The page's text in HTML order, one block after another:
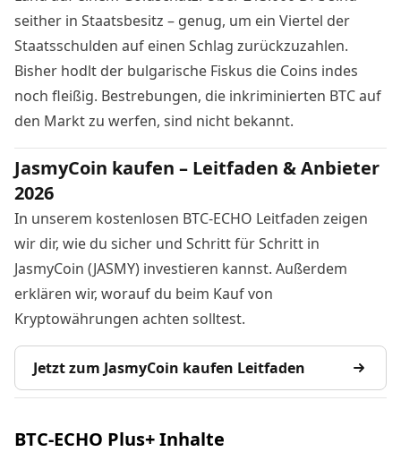
seither in Staatsbesitz – genug, um ein Viertel der
Staatsschulden auf einen Schlag zurückzuzahlen.
Bisher hodlt der bulgarische Fiskus die Coins indes
noch fleißig. Bestrebungen, die inkriminierten BTC auf
den Markt zu werfen, sind nicht bekannt.
JasmyCoin kaufen – Leitfaden & Anbieter
2026
In unserem kostenlosen BTC-ECHO Leitfaden zeigen
wir dir, wie du sicher und Schritt für Schritt in
JasmyCoin (JASMY) investieren kannst. Außerdem
erklären wir, worauf du beim Kauf von
Kryptowährungen achten solltest.
Jetzt zum JasmyCoin kaufen Leitfaden
BTC-ECHO Plus+ Inhalte